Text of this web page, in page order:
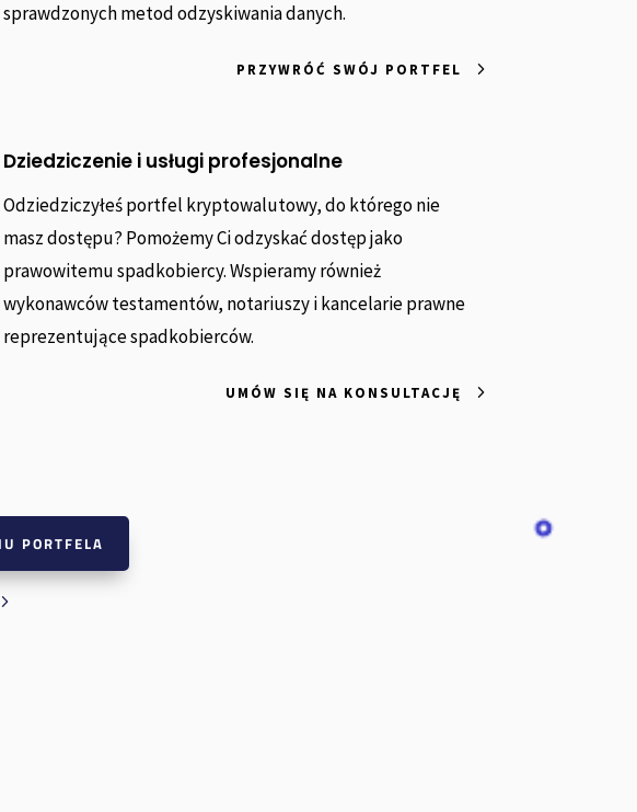
sprawdzonych metod odzyskiwania danych.
PRZYWRÓĆ SWÓJ PORTFEL
Dziedziczenie i usługi profesjonalne
Odziedziczyłeś portfel kryptowalutowy, do którego nie
masz dostępu? Pomożemy Ci odzyskać dostęp jako
prawowitemu spadkobiercy. Wspieramy również
wykonawców testamentów, notariuszy i kancelarie prawne
reprezentujące spadkobierców.
UMÓW SIĘ NA KONSULTACJĘ
PORTFELA